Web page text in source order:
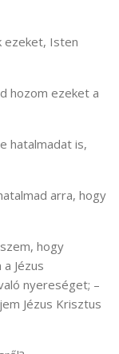
ezeket, Isten
hozom ezeket a
hatalmadat is,
arra, hogy
hogy
Jézus
nyereséget; –
Jézus Krisztus